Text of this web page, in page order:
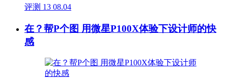
评测 13 08.04
在？帮P个图 用微星P100X体验下设计师的快
感